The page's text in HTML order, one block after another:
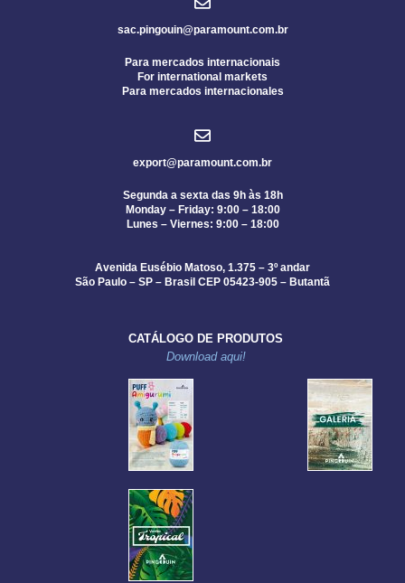
sac.pingouin@paramount.com.br
Para mercados internacionais
For international markets
Para mercados internacionales
export@paramount.com.br
Segunda a sexta das 9h às 18h
Monday – Friday: 9:00 – 18:00
Lunes – Viernes: 9:00 – 18:00
Avenida Eusébio Matoso, 1.375 – 3º andar
São Paulo – SP – Brasil CEP 05423-905 – Butantã
CATÁLOGO DE PRODUTOS
Download aqui!